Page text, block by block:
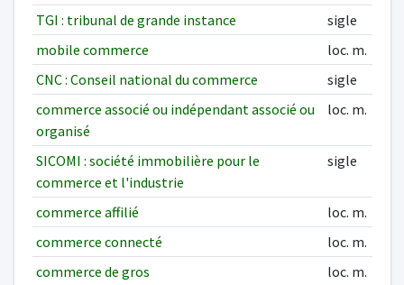
TGI : tribunal de grande instance
sigle
mobile commerce
loc. m.
CNC : Conseil national du commerce
sigle
commerce associé ou indépendant associé ou
organisé
loc. m.
SICOMI : société immobilière pour le
commerce et l'industrie
sigle
commerce affilié
loc. m.
commerce connecté
loc. m.
commerce de gros
loc. m.